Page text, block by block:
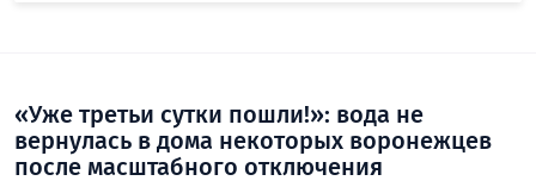
«Уже третьи сутки пошли!»: вода не
вернулась в дома некоторых воронежцев
после масштабного отключения